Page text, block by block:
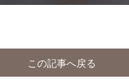
この記事へ戻る